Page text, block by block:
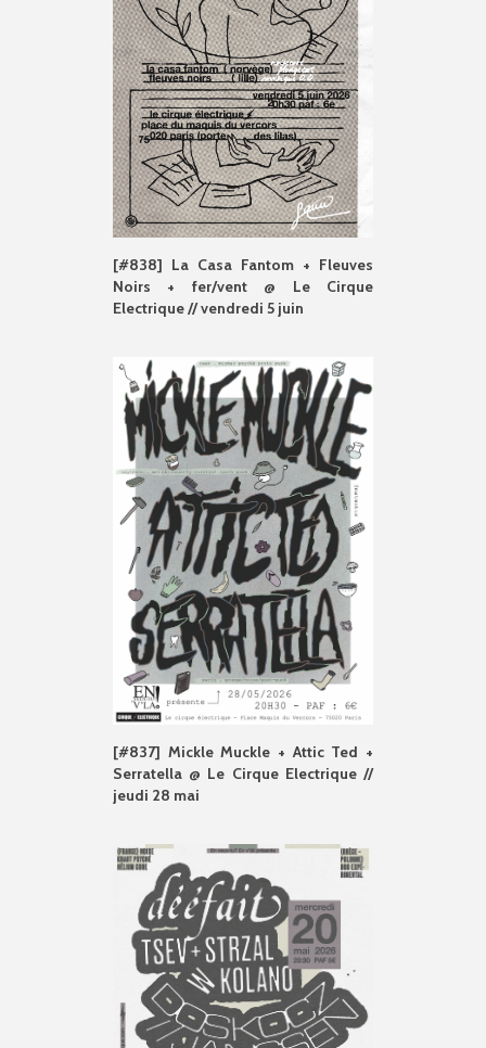
[#838] La Casa Fantom + Fleuves
Noirs + fer/vent @ Le Cirque
Electrique // vendredi 5 juin
[#837] Mickle Muckle + Attic Ted +
Serratella @ Le Cirque Electrique //
jeudi 28 mai